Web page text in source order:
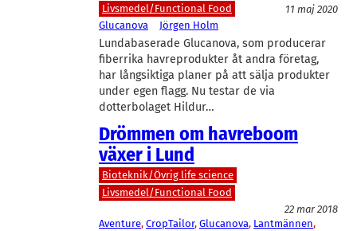
Livsmedel/Functional Food
11 maj 2020
Glucanova
Jörgen Holm
Lundabaserade Glucanova, som producerar
fiberrika havreprodukter åt andra företag,
har långsiktiga planer på att sälja produkter
under egen flagg. Nu testar de via
dotterbolaget Hildur…
Drömmen om havreboom
växer i Lund
Bioteknik/Övrig life science
Livsmedel/Functional Food
22 mar 2018
Aventure, CropTailor, Glucanova, Lantmännen